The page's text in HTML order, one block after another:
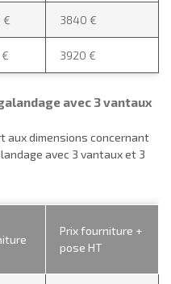
€ 3840 €
3920 €
avec 3 vantaux
aux dimensions concernant
avec 3 vantaux et 3
Prix fourniture +
pose HT